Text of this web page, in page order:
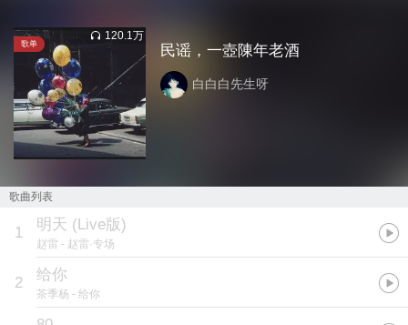
歌单
120.1万
民谣，一壺陳年老酒
白白白先生呀
歌曲列表
1 明天 (Live版)
赵雷 - 赵雷·专场
2 给你
茶季杨 - 给你